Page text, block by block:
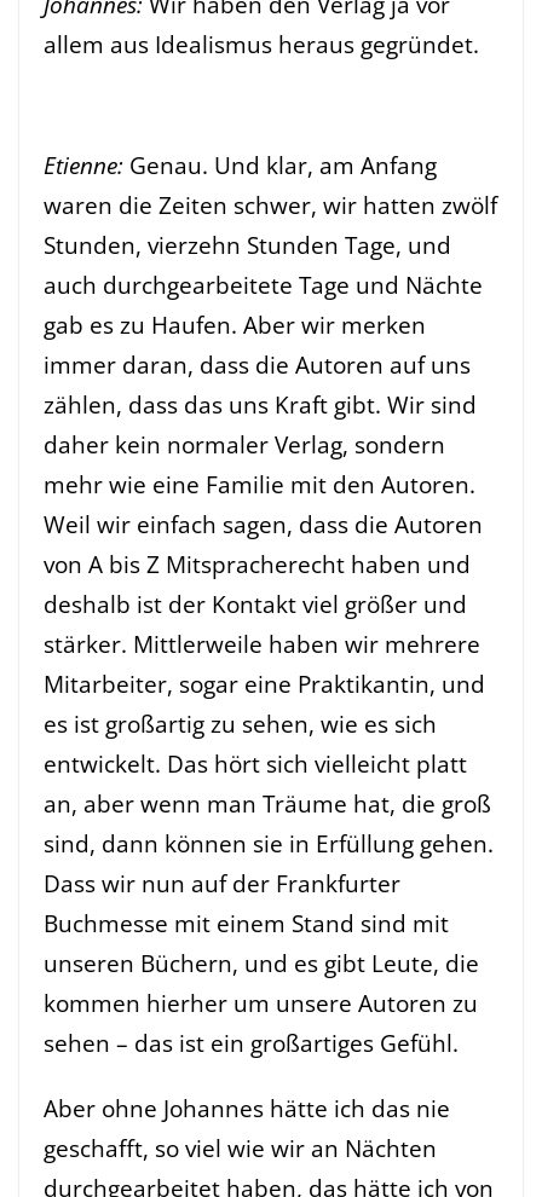
allem aus Idealismus heraus gegründet.
Etienne: Genau. Und klar, am Anfang
waren die Zeiten schwer, wir hatten zwölf
Stunden, vierzehn Stunden Tage, und
auch durchgearbeitete Tage und Nächte
gab es zu Haufen. Aber wir merken
immer daran, dass die Autoren auf uns
zählen, dass das uns Kraft gibt. Wir sind
daher kein normaler Verlag, sondern
mehr wie eine Familie mit den Autoren.
Weil wir einfach sagen, dass die Autoren
von A bis Z Mitspracherecht haben und
deshalb ist der Kontakt viel größer und
stärker. Mittlerweile haben wir mehrere
Mitarbeiter, sogar eine Praktikantin, und
es ist großartig zu sehen, wie es sich
entwickelt. Das hört sich vielleicht platt
an, aber wenn man Träume hat, die groß
sind, dann können sie in Erfüllung gehen.
Dass wir nun auf der Frankfurter
Buchmesse mit einem Stand sind mit
unseren Büchern, und es gibt Leute, die
kommen hierher um unsere Autoren zu
sehen – das ist ein großartiges Gefühl.
Aber ohne Johannes hätte ich das nie
geschafft, so viel wie wir an Nächten
durchgearbeitet haben, das hätte ich von